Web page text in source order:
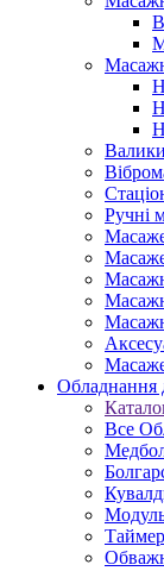
Ручні
Обладнання
Все